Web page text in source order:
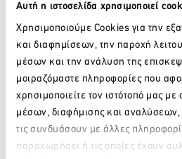
Αυτή η ιστοσελίδα χρησιμοποιεί
Χρησιμοποιούμε Cookies για την
και διαφημίσεων, την παροχή
μέσων και την ανάλυση της
μοιραζόμαστε πληροφορίες που
χρησιμοποιείτε τον ιστότοπό μας
μέσων, διαφήμισης και αναλύσεων,
τις συνδυάσουν με άλλες
παραχωρήσει ή τις οποίες έχουν
επιχειρήσεις του κλάδου.
Company
Name:Aztech Digital
Website:https://aztechdigital.gr/